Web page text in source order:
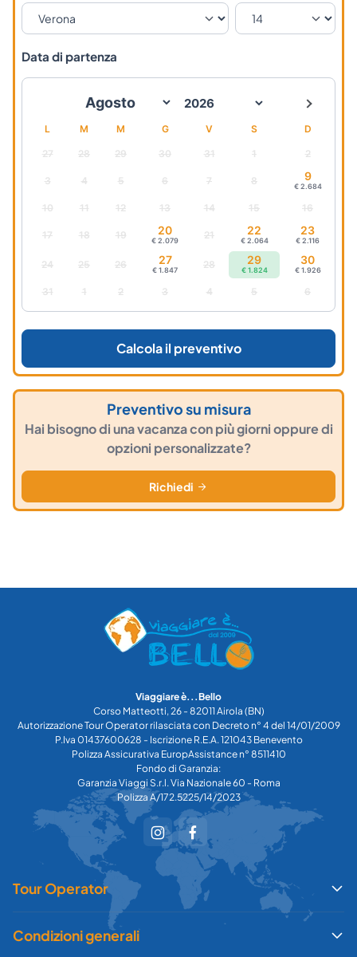
Data di partenza
L M M G V S D
27 28 29 30 31 1 2
3 4 5 6 7 8 9
€ 2.684
10 11 12 13 14 15 16
17 18 19 20
€ 2.079 21 22
€ 2.064
23
€ 2.116
24 25 26 27
€ 1.847 28 29
€ 1.824
30
€ 1.926
31 1 2 3 4 5 6
Calcola il preventivo
Preventivo su misura
Hai bisogno di una vacanza con più giorni oppure di
opzioni personalizzate?
Richiedi
Viaggiare è...Bello
Corso Matteotti, 26 - 82011 Airola (BN)
Autorizzazione Tour Operator rilasciata con Decreto n° 4 del 14/01/2009
P.Iva 01437600628 - Iscrizione R.E.A. 121043 Benevento
Polizza Assicurativa EuropAssistance n° 8511410
Fondo di Garanzia:
Garanzia Viaggi S.r.l. Via Nazionale 60 - Roma
Polizza A/172.5225/14/2023
Tour Operator
Condizioni generali